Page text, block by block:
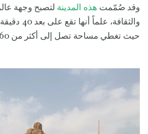
وقد صُمّمت هذه المدينة لتصبح وجهة
والثقافة، علماً أنها تقع على بعد 40 دقيقة فقط عن
حيث تغطي مساحة تصل إلى أكثر من 360 كيلومتراً مربعاً.